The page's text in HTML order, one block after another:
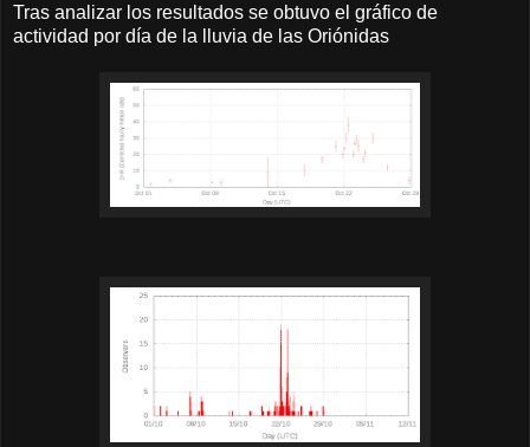
Tras analizar los resultados se obtuvo el gráfico de
actividad por día de la lluvia de las Oriónidas